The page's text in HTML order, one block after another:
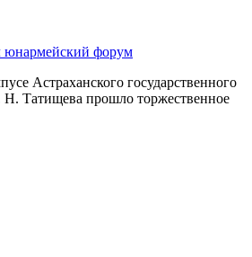
юнармейский форум
Астраханского государственного
Н. Татищева прошло торжественное